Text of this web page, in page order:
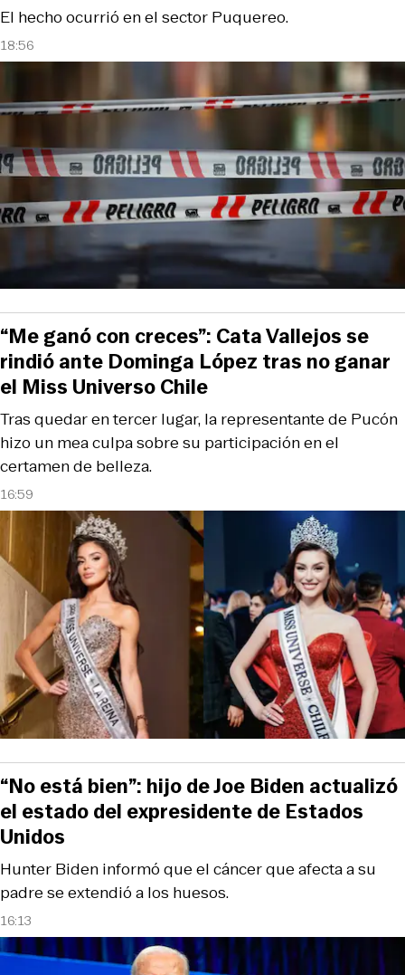
18:56
El hecho ocurrió en el sector Puquereo.
16:59
Tras quedar en tercer lugar, la representante de Pucón
hizo un mea culpa sobre su participación en el
certamen de belleza.
“Me ganó con creces”: Cata Vallejos se
rindió ante Dominga López tras no ganar
el Miss Universo Chile
16:13
Hunter Biden informó que el cáncer que afecta a su
padre se extendió a los huesos.
“No está bien”: hijo de Joe Biden actualizó
el estado del expresidente de Estados
Unidos